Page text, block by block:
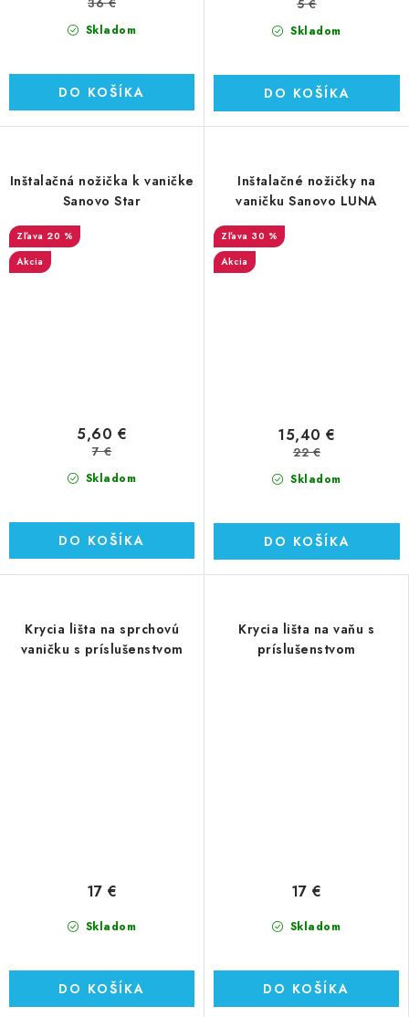
Skladom
DO KOŠÍKA
Skladom
5 €
DO KOŠÍKA
Inštalačná nožička k vaničke
Sanovo Star
20 %
Akcia
Skladom
5,60 €
7 €
DO KOŠÍKA
Inštalačné nožičky na
vaničku Sanovo LUNA
30 %
Akcia
Skladom
15,40 €
22 €
DO KOŠÍKA
Krycia lišta na sprchovú
vaničku s príslušenstvom
Skladom
17 €
DO KOŠÍKA
Krycia lišta na vaňu s
príslušenstvom
Skladom
17 €
DO KOŠÍKA